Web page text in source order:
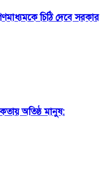
চিঠি দেবে সরকার
অতিষ্ঠ মানুষ: